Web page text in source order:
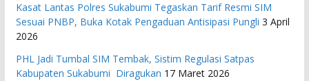
Kasat Lantas Polres Sukabumi Tegaskan Tarif Resmi SIM
Sesuai PNBP, Buka Kotak Pengaduan Antisipasi Pungli 3 April
2026
PHL Jadi Tumbal SIM Tembak, Sistim Regulasi Satpas
Kabupaten Sukabumi Diragukan 17 Maret 2026